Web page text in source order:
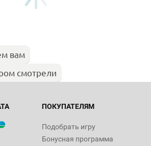
вам
смотрели
ПОКУПАТЕЛЯМ
Подобрать игру
Бонусная программа